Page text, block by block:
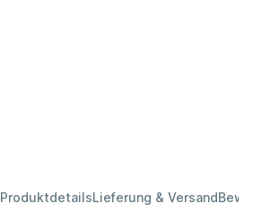
ProduktdetailsLieferung & Versand